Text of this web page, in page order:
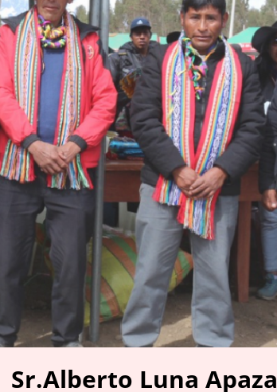
Sr.Alberto Luna Apaza